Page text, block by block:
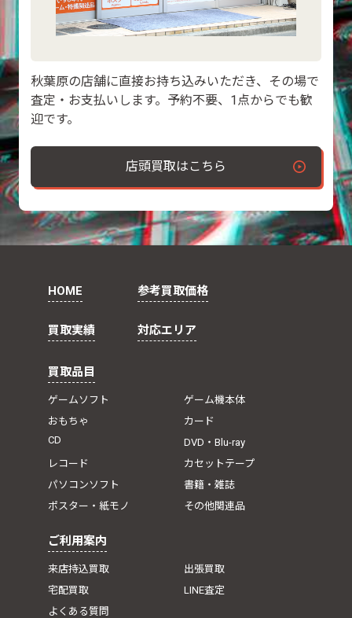
秋葉原の店舗に直接お持ち込みいただき、その場で
査定・お支払いします。予約不要、1点からでも歓
迎です。
店頭買取はこちら
HOME 参考買取価格
買取実績 対応エリア
買取品目
ゲームソフト
ゲーム機本体
おもちゃ
カード
CD
DVD・Blu-ray
レコード
カセットテープ
パソコンソフト
書籍・雑誌
ポスター・紙モノ
その他関連品
ご利用案内
来店持込買取
出張買取
宅配買取
LINE査定
よくある質問